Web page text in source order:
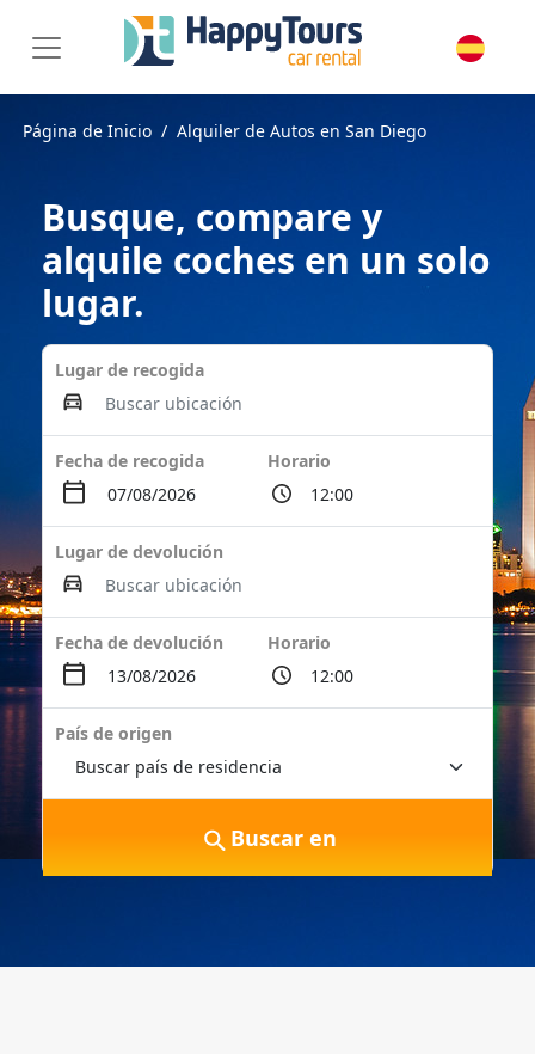
Página de Inicio Alquiler de Autos en San Diego
Busque, compare y
alquile coches en un solo
lugar.
Lugar de recogida
Fecha de recogida Horario
Lugar de devolución
Fecha de devolución Horario
País de origen
Buscar en